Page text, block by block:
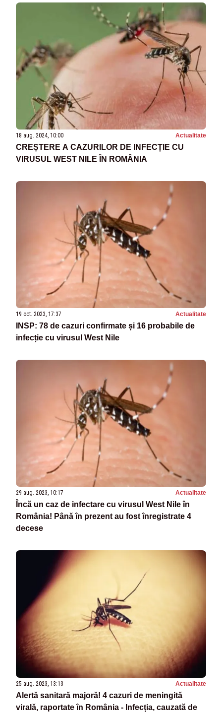
18 aug. 2024, 10:00 Actualitate
CREȘTERE A CAZURILOR DE INFECȚIE CU
VIRUSUL WEST NILE ÎN ROMÂNIA
19 oct. 2023, 17:37 Actualitate
INSP: 78 de cazuri confirmate și 16 probabile de
infecție cu virusul West Nile
29 aug. 2023, 10:17 Actualitate
Încă un caz de infectare cu virusul West Nile în
România! Până în prezent au fost înregistrate 4
decese
25 aug. 2023, 13:13 Actualitate
Alertă sanitară majoră! 4 cazuri de meningită
virală, raportate în România - Infecția, cauzată de